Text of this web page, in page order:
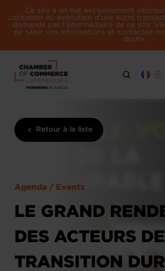
Ce site a un but exclusivement
cotisation ou exécution d'une autre
demandé par l'intermédiaire de ce site.
de saisir vos informations et contactez-
doute.
Retour à la liste
Agenda / Events
LE GRAND
DES ACTEURS
TRANSITION